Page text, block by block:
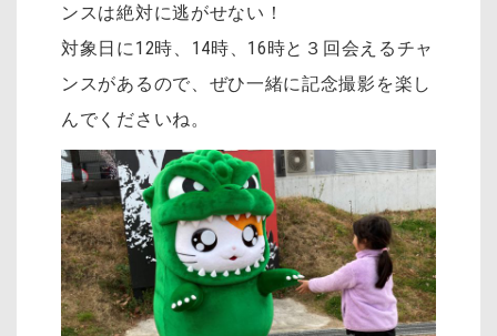
ンスは絶対に逃がせない！
対象日に12時、14時、16時と３回会えるチャ
ンスがあるので、ぜひ一緒に記念撮影を楽し
んでくださいね。